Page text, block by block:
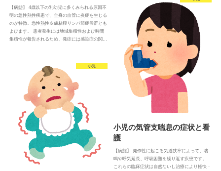
【病態】 4歳以下の乳幼児に多くみられる原因不
明の急性熱性疾患で、全身の血管に炎症を生じる
のが特徴。急性熱性皮膚粘膜リンパ節症候群とも
よびます。 患者発生には地域集積性および時間
集積性が報告されるため、発症には感染症の関…
小児の気管支喘息の症状と看
護
【病態】 発作性に起こる気道狭窄によって、喘
鳴や呼気延長、呼吸困難を繰り返す疾患です。
これらの臨床症状は自然ないし治療により軽快・
小児